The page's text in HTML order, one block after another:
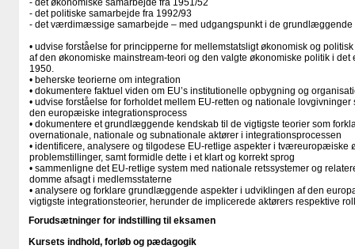
- det økonomiske samarbejde fra 1951/52
- det politiske samarbejde fra 1992/93
- det værdimæssige samarbejde – med udgangspunkt i de grundlæggende
• udvise forståelse for principperne for mellemstatsligt økonomisk og
af den økonomiske mainstream-teori og den valgte økonomiske politik i
1950.
• beherske teorierne om integration
• dokumentere faktuel viden om EU’s institutionelle opbygning og
• udvise forståelse for forholdet mellem EU-retten og nationale
den europæiske integrationsprocess
• dokumentere et grundlæggende kendskab til de vigtigste teorier som
overnationale, nationale og subnationale aktører i integrationsprocessen
• identificere, analysere og tilgodese EU-retlige aspekter i tværeuropæiske
problemstillinger, samt formidle dette i et klart og korrekt sprog
• sammenligne det EU-retlige system med nationale retssystemer og
domme afsagt i medlemsstaterne
• analysere og forklare grundlæggende aspekter i udviklingen af den
vigtigste integrationsteorier, herunder de implicerede aktørers respektive
Forudsætninger for indstilling til eksamen
Kursets indhold, forløb og pædagogik